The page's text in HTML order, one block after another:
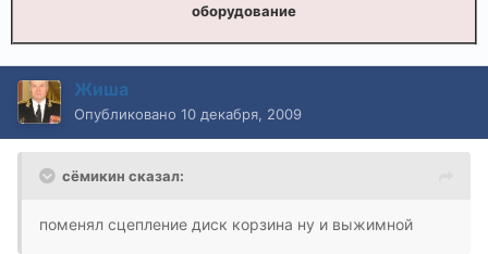
оборудование
Жиша
Опубликовано 10 декабря, 2009
сёмикин сказал:
поменял сцепление диск корзина ну и выжимной